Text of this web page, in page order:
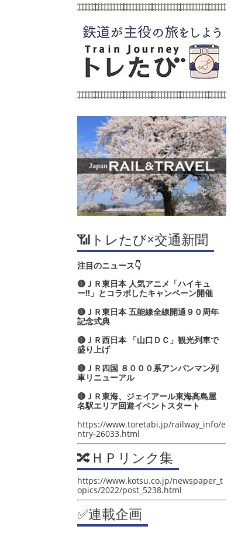
📶トレたび×交通新聞
注目のニュース👇
🔴ＪＲ東日本 人気アニメ「ハイキュ
ー‼」とコラボしたキャンペーン開催
🔴ＪＲ東日本 五能線全線開通９０周年
記念式典
🔴ＪＲ西日本 「山口ＤＣ」観光列車で
盛り上げ
🔴ＪＲ四国 ８０００系アンパンマン列
車リニューアル
🔴ＪＲ東海、ジェイアール東海髙島屋
名駅エリア回遊イベントスタート
https://www.toretabi.jp/railway_info/e
ntry-26033.html
🔀ＨＰリンク集
https://www.kotsu.co.jp/newspaper_t
opics/2022/post_5238.html
✅連載企画